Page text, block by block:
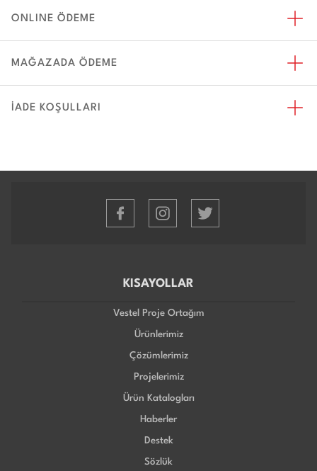
ONLINE ÖDEME
MAĞAZADA ÖDEME
İADE KOŞULLARI
KISAYOLLAR
Vestel Proje Ortağım
Ürünlerimiz
Çözümlerimiz
Projelerimiz
Ürün Katalogları
Haberler
Destek
Sözlük